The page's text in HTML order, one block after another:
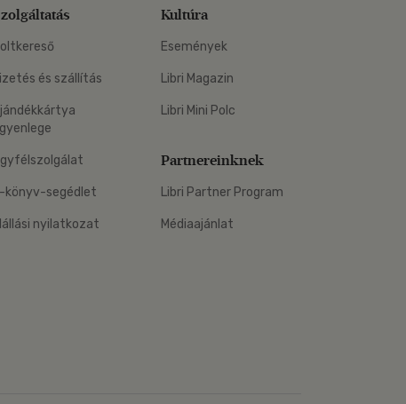
és szállítás
könyv-segédlet
nyilatkozat
Kultúra
Események
Libri Magazin
Libri Mini Polc
Partnereinknek
Libri Partner Program
Médiaajánlat